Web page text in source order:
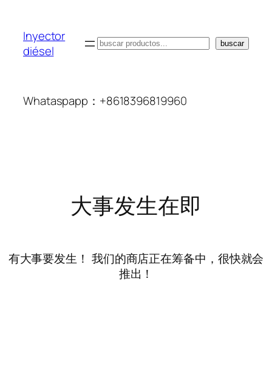
Inyector
diésel
搜
buscar
Whataspapp：+8618396819960
大事发生在即
有大事要发生！ 我们的商店正在筹备中，很快就会
推出！